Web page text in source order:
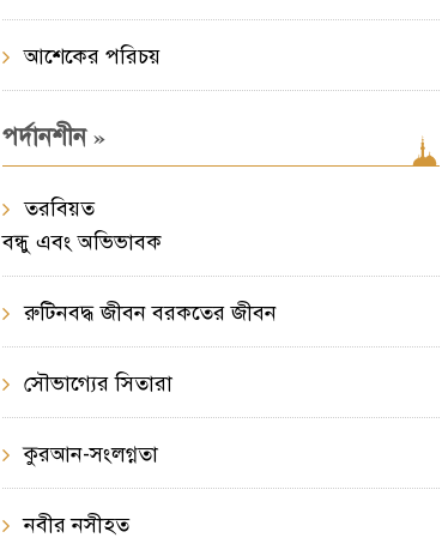
আশেকের পরিচয়
পর্দানশীন »
তরবিয়ত
বন্ধু এবং অভিভাবক
রুটিনবদ্ধ জীবন বরকতের জীবন
সৌভাগ্যের সিতারা
কুরআন-সংলগ্নতা
নবীর নসীহত